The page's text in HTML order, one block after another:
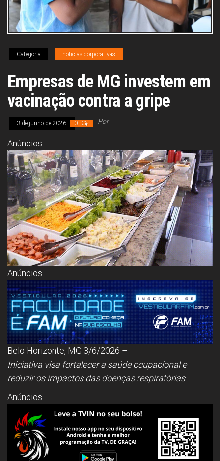
Congresso, Câmara
dos Deputados,
Assembleia
Rio de Janeiro,
Brasília, Nordeste,
Oeste, Sul, Sudeste,
Gastronomia,
Cervejas, Comida,
Receitas, Chef, RH,
Categoria noticias-corporativas
Empresas de MG investem em
vacinação contra a gripe
3 de junho de 2026 0 Por
Anúncios
Anúncios
Belo Horizonte, MG 3/6/2026 –
Iniciativa visa fortalecer a saúde ocupacional e
reduzir os impactos das doenças respiratórias
Anúncios